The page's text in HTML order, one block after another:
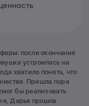
после окончания
устроилась на
хватило понять, что
Пришла пора
бы реализовать
Дарья прошла